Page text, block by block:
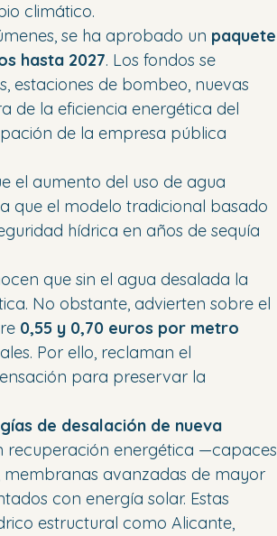
climático.
se ha aprobado un paquete
hasta 2027. Los fondos se
estaciones de bombeo, nuevas
de la eficiencia energética del
de la empresa pública
el aumento del uso de agua
que el modelo tradicional basado
hídrica en años de sequía
que sin el agua desalada la
No obstante, advierten sobre el
0,55 y 0,70 euros por metro
Por ello, reclaman el
para preservar la
de desalación de nueva
recuperación energética —capaces
membranas avanzadas de mayor
con energía solar. Estas
estructural como Alicante,